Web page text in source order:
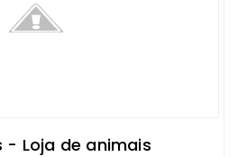
- Loja de animais